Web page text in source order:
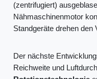
(zentrifugiert)
Nähmaschinenmotor
Standgeräte drehen
Der nächste
Reichweite und